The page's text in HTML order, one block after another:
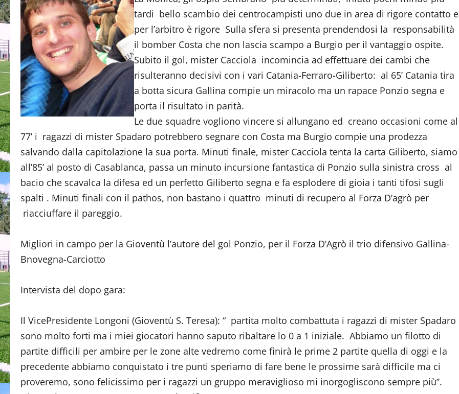
tardi bello scambio dei centrocampisti uno due in area di rigore contatto e
per l’arbitro è rigore Sulla sfera si presenta prendendosi la responsabilità
il bomber Costa che non lascia scampo a Burgio per il vantaggio ospite.
Subito il gol, mister Cacciola incomincia ad effettuare dei cambi che
risulteranno decisivi con i vari Catania-Ferraro-Giliberto: al 65’ Catania tira
a botta sicura Gallina compie un miracolo ma un rapace Ponzio segna e
porta il risultato in parità.
Le due squadre vogliono vincere si allungano ed creano occasioni come al
77’ i ragazzi di mister Spadaro potrebbero segnare con Costa ma Burgio compie una prodezza
salvando dalla capitolazione la sua porta. Minuti finale, mister Cacciola tenta la carta Giliberto, siamo
all’85’ al posto di Casablanca, passa un minuto incursione fantastica di Ponzio sulla sinistra cross al
bacio che scavalca la difesa ed un perfetto Giliberto segna e fa esplodere di gioia i tanti tifosi sugli
spalti . Minuti finali con il pathos, non bastano i quattro minuti di recupero al Forza D’agrò per
riacciuffare il pareggio.
Migliori in campo per la Gioventù l’autore del gol Ponzio, per il Forza D’Agrò il trio difensivo Gallina-
Bnovegna-Carciotto
Intervista del dopo gara:
Il VicePresidente Longoni (Gioventù S. Teresa): “ partita molto combattuta i ragazzi di mister Spadaro
sono molto forti ma i miei giocatori hanno saputo ribaltare lo 0 a 1 iniziale. Abbiamo un filotto di
partite difficili per ambire per le zone alte vedremo come finirà le prime 2 partite quella di oggi e la
precedente abbiamo conquistato i tre punti speriamo di fare bene le prossime sarà difficile ma ci
proveremo, sono felicissimo per i ragazzi un gruppo meraviglioso mi inorgogliscono sempre più”.